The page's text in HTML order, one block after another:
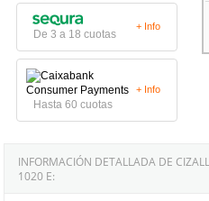
De 3 a 18 cuotas
+ Info
Hasta 60 cuotas
+ Info
INFORMACIÓN DETALLADA DE
1020 E: